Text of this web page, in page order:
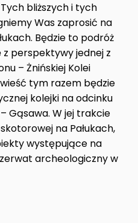
bliższych i tych
Was zaprosić na
Będzie to podróż
z perspektywy jednej z
– Żnińskiej Kolei
tym razem będzie
kolejki na odcinku
Gąsawa. W jej trakcie
na Pałukach,
występujące na
archeologiczny w